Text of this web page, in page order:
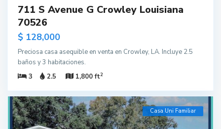
711 S Avenue G Crowley Louisiana
70526
$ 128,000
Preciosa casa asequible en venta en Crowley, LA. Incluye 2.5
baños y 3 habitaciones.
3
2.5 1,800 ft2
Casa Uni Familiar